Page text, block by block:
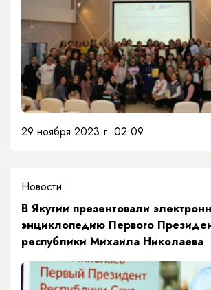
29 ноября 2023 г. 02:09
Новости
В Якутии презентовали
энциклопедию Первого
республики Михаила Николаева